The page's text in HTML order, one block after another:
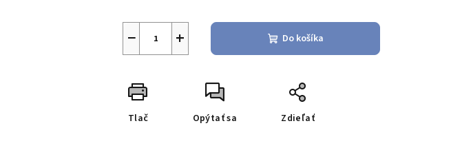
+
− Do košíka
Tlač Opýtať sa Zdieľať